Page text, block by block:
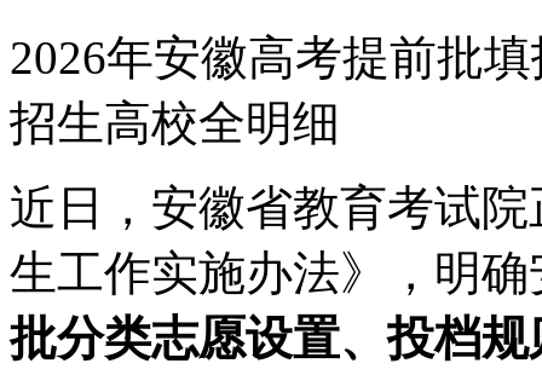
2026年安徽高考提前批
招生高校全明细
近日，安徽省教育考试
生工作实施办法》，明确
批分类志愿设置、投档